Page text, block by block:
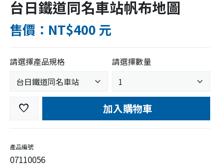
台日鐵道同名車站帆布地圖
售價：NT$400 元
請選擇產品規格 請選擇數量
favorite 加入購物車
產品編號
07110056